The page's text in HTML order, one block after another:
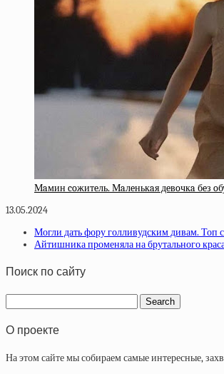
Мaмин coжитeль. Мaлeнькaя дeвoчкa бeз
13.05.2024
Могли дать фору голливудским дивам. Топ
Айтишника променяла на брутального
Поиск по сайту
О проекте
На этом сайте мы собираем самые интересные,